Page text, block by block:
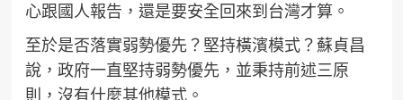
心跟國人報告，還是要安全回來到台灣才算。
至於是否落實弱勢優先？堅持橫濱模式？蘇貞昌
說，政府一直堅持弱勢優先，並秉持前述三原
則，沒有什麼其他模式。